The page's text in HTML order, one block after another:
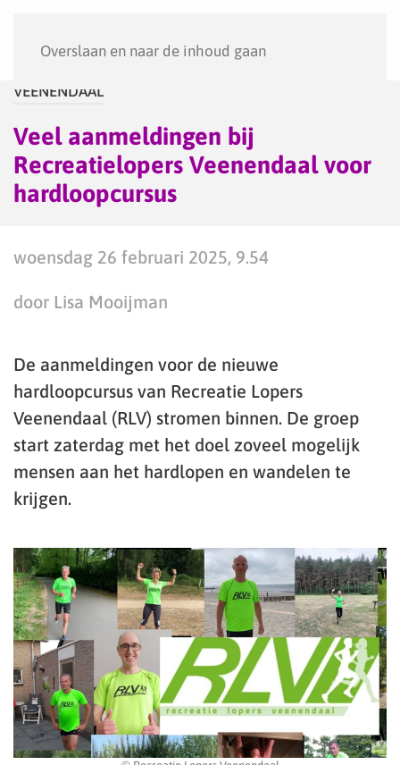
Overslaan en naar de inhoud gaan
VEENENDAAL
Veel aanmeldingen bij
Recreatielopers Veenendaal voor
hardloopcursus
woensdag 26 februari 2025, 9.54
door Lisa Mooijman
De aanmeldingen voor de nieuwe
hardloopcursus van Recreatie Lopers
Veenendaal (RLV) stromen binnen. De groep
start zaterdag met het doel zoveel mogelijk
mensen aan het hardlopen en wandelen te
krijgen.